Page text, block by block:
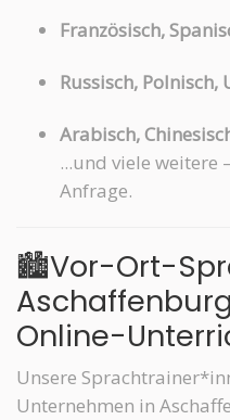
Französisch,
Russisch,
Arabisch,
...und viele weitere
Anfrage.
🏙️Vor-Ort-
Online-
Unsere
Unternehmen in